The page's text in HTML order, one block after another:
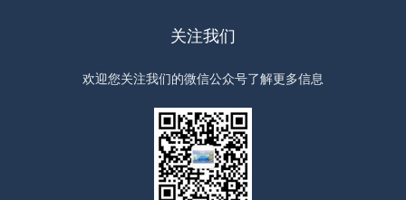
关注我们
欢迎您关注我们的微信公众号了解更多信息